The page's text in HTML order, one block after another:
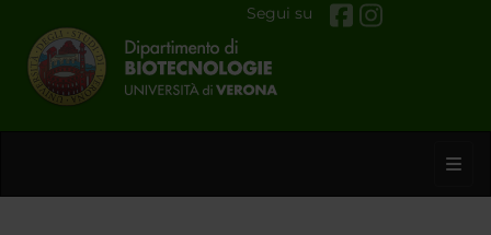
Segui su